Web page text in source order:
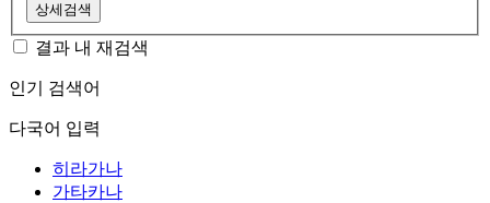
상세검색
결과 내 재검색
인기 검색어
다국어 입력
히라가나
가타카나